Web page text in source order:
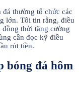
thường tổ chức các
lớn. Tôi tin rằng, điều
thời tăng cường
cần đọc kỹ điều
rút tiền.
bóng đá hôm